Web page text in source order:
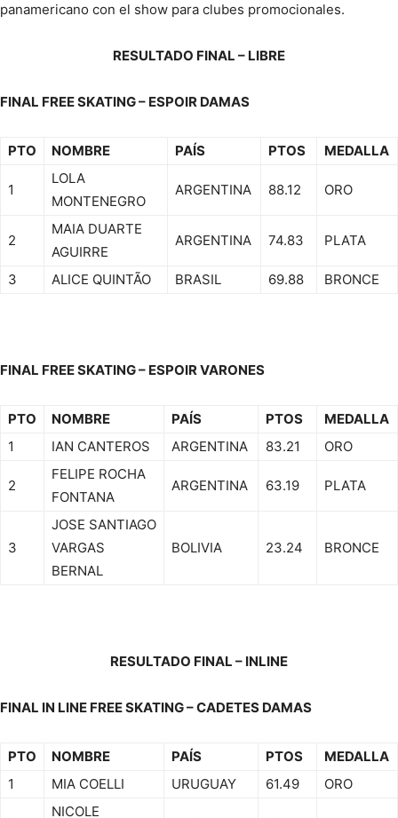
panamericano con el show para clubes promocionales.
RESULTADO FINAL – LIBRE
FINAL FREE SKATING – ESPOIR DAMAS
PTO NOMBRE PAÍS PTOS MEDALLA
1
LOLA
MONTENEGRO
ARGENTINA 88.12 ORO
2
MAIA DUARTE
AGUIRRE
ARGENTINA 74.83 PLATA
3 ALICE QUINTÃO BRASIL 69.88 BRONCE
FINAL FREE SKATING – ESPOIR VARONES
PTO NOMBRE PAÍS PTOS
MEDALLA
1
IAN CANTEROS ARGENTINA 83.21 ORO
2
FELIPE ROCHA
FONTANA
ARGENTINA 63.19 PLATA
3
JOSE SANTIAGO
VARGAS
BERNAL
BOLIVIA 23.24 BRONCE
RESULTADO FINAL – INLINE
FINAL IN LINE FREE SKATING – CADETES DAMAS
PTO NOMBRE PAÍS PTOS
MEDALLA
1
MIA COELLI URUGUAY 61.49 ORO
NICOLE